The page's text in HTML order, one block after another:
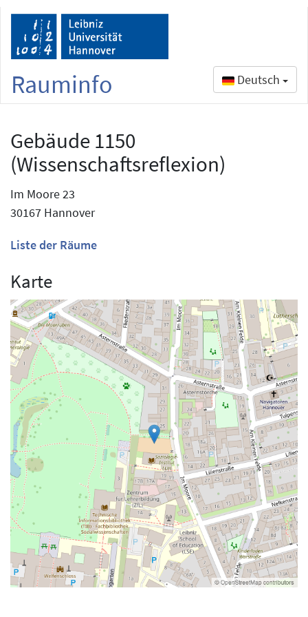
Rauminfo Deutsch
Gebäude 1150
(Wissenschaftsreflexion)
Im Moore 23
30167 Hannover
Liste der Räume
Karte